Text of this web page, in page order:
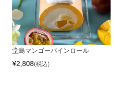
堂島マンゴーパインロール
¥2,808 税込